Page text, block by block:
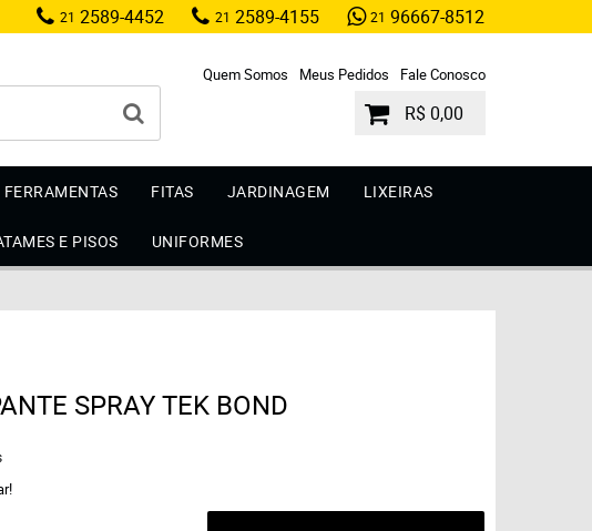
21 2589-4452 21 2589-4155 21 96667-8512
Quem Somos Meus Pedidos Fale Conosco
R$ 0,00
FERRAMENTAS FITAS JARDINAGEM LIXEIRAS
E PISOS UNIFORMES
SPRAY TEK BOND